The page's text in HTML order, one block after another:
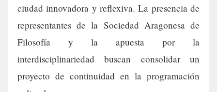
ciudad innovadora y reflexiva. La presencia de
representantes de la Sociedad Aragonesa de
Filosofía y la apuesta por la
interdisciplinariedad buscan consolidar un
proyecto de continuidad en la programación